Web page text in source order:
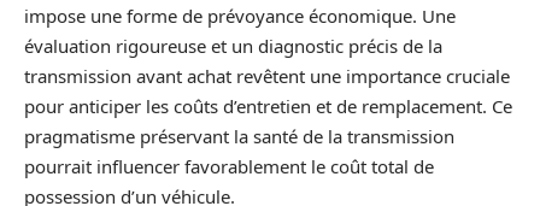
impose une forme de prévoyance économique. Une
évaluation rigoureuse et un diagnostic précis de la
transmission avant achat revêtent une importance cruciale
pour anticiper les coûts d’entretien et de remplacement. Ce
pragmatisme préservant la santé de la transmission
pourrait influencer favorablement le coût total de
possession d’un véhicule.